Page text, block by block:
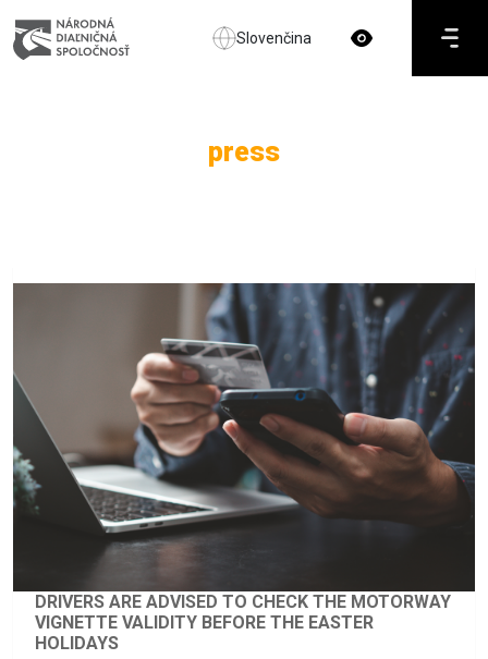
Slovenčina
press
DRIVERS ARE ADVISED TO CHECK THE MOTORWAY
VIGNETTE VALIDITY BEFORE THE EASTER
HOLIDAYS